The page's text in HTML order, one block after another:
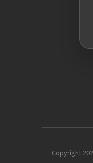
Copyright